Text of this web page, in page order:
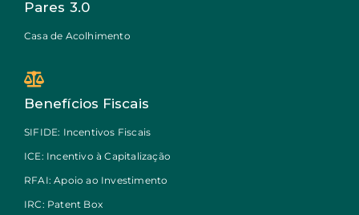
Pares 3.0
Casa de Acolhimento
Benefícios Fiscais
SIFIDE: Incentivos Fiscais
ICE: Incentivo à Capitalização
RFAI: Apoio ao Investimento
IRC: Patent Box